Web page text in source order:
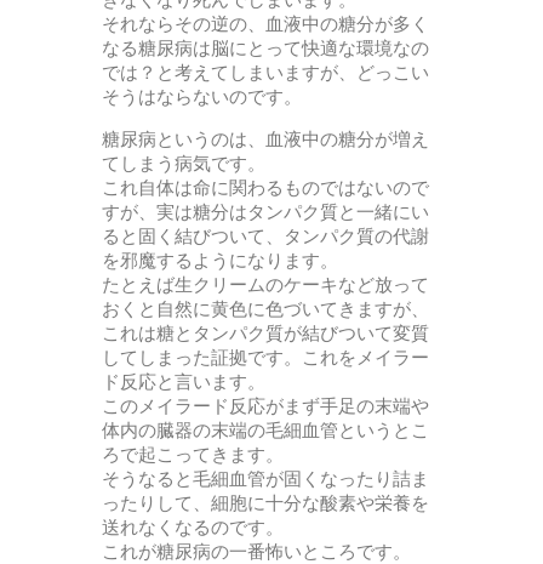
それならその逆の、血液中の糖分が多く
なる糖尿病は脳にとって快適な環境なの
では？と考えてしまいますが、どっこい
そうはならないのです。
糖尿病というのは、血液中の糖分が増え
てしまう病気です。
これ自体は命に関わるものではないので
すが、実は糖分はタンパク質と一緒にい
ると固く結びついて、タンパク質の代謝
を邪魔するようになります。
たとえば生クリームのケーキなど放って
おくと自然に黄色に色づいてきますが、
これは糖とタンパク質が結びついて変質
してしまった証拠です。これをメイラー
ド反応と言います。
このメイラード反応がまず手足の末端や
体内の臓器の末端の毛細血管というとこ
ろで起こってきます。
そうなると毛細血管が固くなったり詰ま
ったりして、細胞に十分な酸素や栄養を
送れなくなるのです。
これが糖尿病の一番怖いところです。